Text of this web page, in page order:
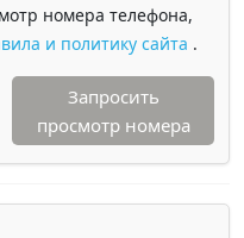
номера телефона,
и политику сайта .
Запросить
просмотр номера